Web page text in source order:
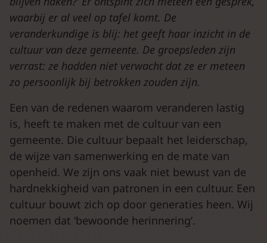
waarbij er al veel op tafel komt. De
veranderkundige is blij: het geeft haar inzicht in de
cultuur van deze gemeente. De groepsleden zijn
verrast: ze hadden niet verwacht dat ze er meteen
zo persoonlijk bij betrokken zouden zijn.
Een van de redenen waarom veranderen lastig
is, heeft te maken met de cultuur van een
gemeente. Die cultuur bepaalt het leiderschap,
de wijze van samenwerking en de mate van
openheid. We zijn ons vaak niet bewust van de
hardnekkigheid van patronen in een cultuur. Een
cultuur bouwt zich op door generaties heen. Wij
noemen dat ‘bewoonde herinnering’.